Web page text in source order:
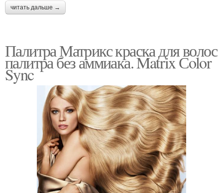
читать дальше →
Палитра Матрикс краска для волос
палитра без аммиака. Matrix Сolor
Sync